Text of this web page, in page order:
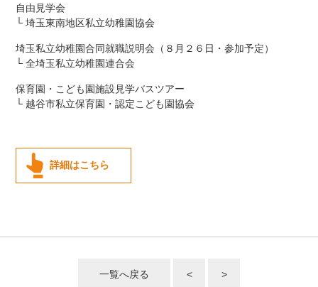
自由見学会
└ 埼玉東南地区私立幼稚園協会
埼玉私立幼稚園合同就職説明会（８月２６日・参加予定）
└ 全埼玉私立幼稚園連合会
保育園・こども園施設見学バスツアー
└ 越谷市私立保育園・認定こども園協会
詳細はこちら
一覧へ戻る < >